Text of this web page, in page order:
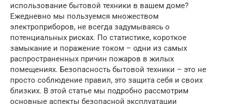
использование бытовой техники в вашем доме?
Ежедневно мы пользуемся множеством
электроприборов, не всегда задумываясь о
потенциальных рисках. По статистике, короткое
замыкание и поражение током – одни из самых
распространенных причин пожаров в жилых
помещениях. Безопасность бытовой техники – это не
просто соблюдение правил, это защита себя и своих
близких. В этой статье мы подробно рассмотрим
основные аспекты безопасной эксплуатации